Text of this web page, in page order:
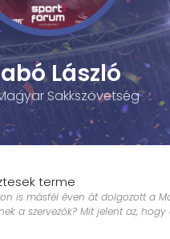
László
Sakkszövetség
terme
is másfél éven át dolgozott a
szervezők? Mit jelent az,